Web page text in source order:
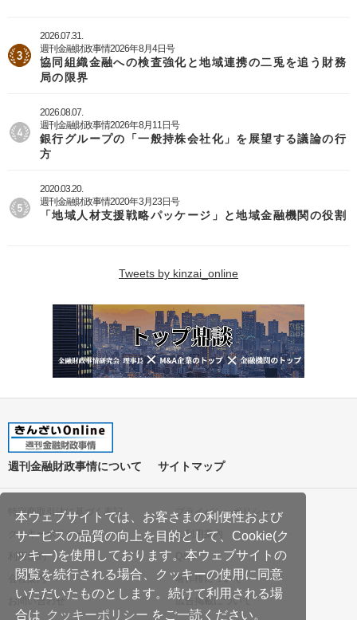
本ウェブサイトでは、お客さまの利便性および
サービスの品質の向上を目的として、Cookie(ク
ッキー)を使用しております。本ウェブサイトの
閲覧を続行される場合、クッキーの使用に同意
いただいたものとします。続けて利用される場
合は クッキーポリシー をご一読ください。
2026.07.31.
週刊金融財政事情2026年8月4日号
協同組織金融への検査強化と地域連携の二兎を追う財務
局の限界
2026.08.07.
週刊金融財政事情2026年8月11日号
銀行グループの「一般持株会社化」を展望する議論の行
方
2020.03.20.
週刊金融財政事情2020年3月23日号
「地域人材支援戦略パッケージ」と地域金融機関の役割
Tweets by kinzai_online
週刊金融財政事情について サイトマップ
特定商取引法に基づく表記
プライバシーポリシー
クッキーポリシー
ご利用案内
利用規約
Q&A
会社案内
著作権について
お問い合わせ
広告掲載について